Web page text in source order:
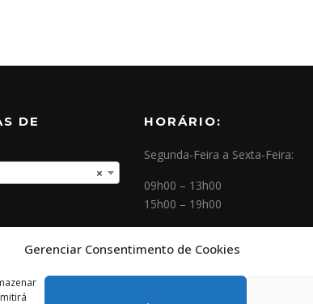
Gerenciar Consentimento de Cookies
DE
×
HORÁRIO:
Segunda-Feira a Sexta-Feira:
09h00 – 13h00
15h00 – 19h00